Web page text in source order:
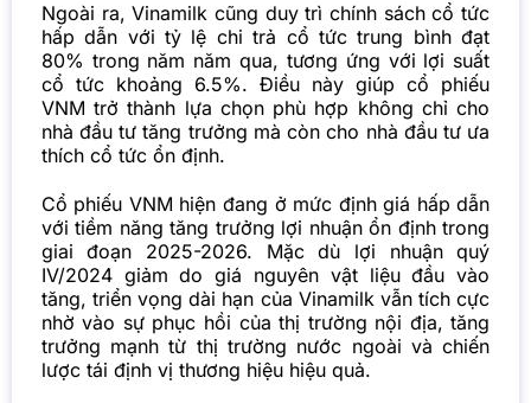
Ngoài ra, Vinamilk cũng duy trì chính sách cổ tức
hấp dẫn với tỷ lệ chi trả cổ tức trung bình đạt
80% trong năm năm qua, tương ứng với lợi suất
cổ tức khoảng 6.5%. Điều này giúp cổ phiếu
VNM trở thành lựa chọn phù hợp không chỉ cho
nhà đầu tư tăng trưởng mà còn cho nhà đầu tư ưa
thích cổ tức ổn định.
Cổ phiếu VNM hiện đang ở mức định giá hấp dẫn
với tiềm năng tăng trưởng lợi nhuận ổn định trong
giai đoạn 2025-2026. Mặc dù lợi nhuận quý
IV/2024 giảm do giá nguyên vật liệu đầu vào
tăng, triển vọng dài hạn của Vinamilk vẫn tích cực
nhờ vào sự phục hồi của thị trường nội địa, tăng
trưởng mạnh từ thị trường nước ngoài và chiến
lược tái định vị thương hiệu hiệu quả.